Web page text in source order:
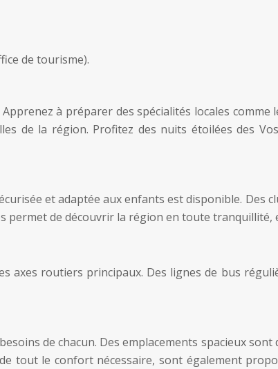
de tourisme).
à préparer des spécialités locales comme
de la région. Profitez des nuits étoilées des
et adaptée aux enfants est disponible. Des
permet de découvrir la région en toute tranquillité,
axes routiers principaux. Des lignes de bus
de chacun. Des emplacements spacieux
tout le confort nécessaire, sont également